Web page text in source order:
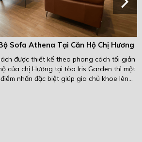
Athena Tại Căn Hộ Chị Hương
được thiết kế theo phong cách tối giản và
chị Hương tại tòa Iris Garden thì một bộ
nhấn đặc biệt giúp gia chủ khoe lên...